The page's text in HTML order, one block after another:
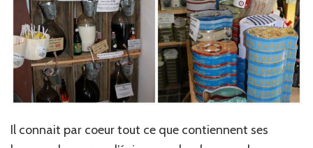
Il connait par coeur tout ce que contiennent ses